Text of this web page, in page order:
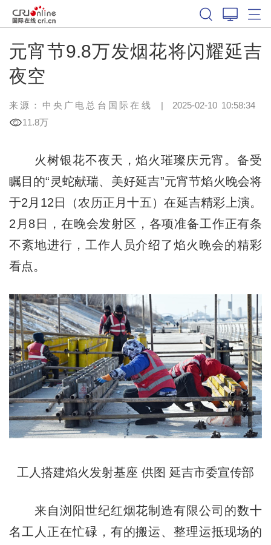
元宵节9.8万发烟花将闪耀延吉
夜空
来源：中央广电总台国际在线 | 2025-02-10 10:58:34
11.8万
火树银花不夜天，焰火璀璨庆元宵。备受
瞩目的“灵蛇献瑞、美好延吉”元宵节焰火晚会将
于2月12日（农历正月十五）在延吉精彩上演。
2月8日，在晚会发射区，各项准备工作正有条
不紊地进行，工作人员介绍了焰火晚会的精彩
看点。
工人搭建焰火发射基座 供图 延吉市委宣传部
来自浏阳世纪红烟花制造有限公司的数十
名工人正在忙碌，有的搬运、整理运抵现场的